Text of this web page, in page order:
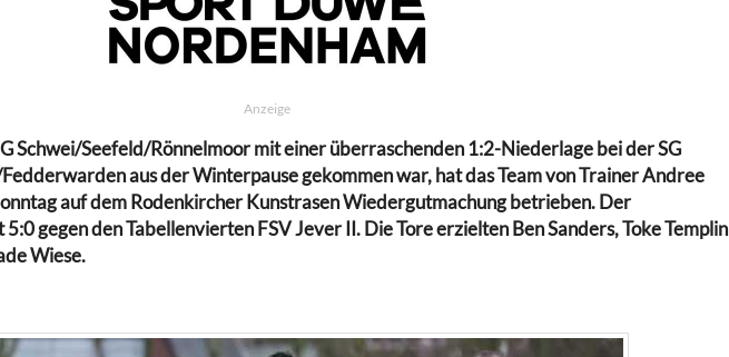
Anzeige
Schwei/Seefeld/Rönnelmoor mit einer überraschenden 1:2-Niederlage bei der SG
aus der Winterpause gekommen war, hat das Team von Trainer Andree
auf dem Rodenkircher Kunstrasen Wiedergutmachung betrieben. Der
gegen den Tabellenvierten FSV Jever II. Die Tore erzielten Ben Sanders, Toke Templin
Wiese.